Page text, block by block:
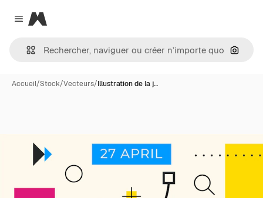
Close menu
Magnific
Accueil/Stock/Vecteurs/Illustration de la j…